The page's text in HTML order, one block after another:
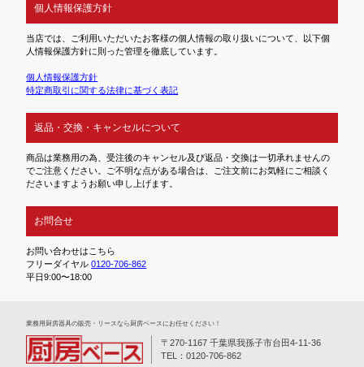
個人情報保護方針
当店では、ご利用いただいたお客様の個人情報の取り扱いについて、以下個
人情報保護方針に則った管理を徹底しています。
個人情報保護方針
特定商取引に関する法律に基づく表記
返品・交換・キャンセルについて
商品は業務用の為、受注後のキャンセル及び返品・交換は一切承れませんの
でご注意ください。ご不明な点がある場合は、ご注文前にお気軽にご相談く
ださいますようお願い申し上げます。
お問合せ
お問い合わせはこちら
フリーダイヤル0120-706-862
平日9:00〜18:00
業務⽤厨房器具の販売・リースなら厨房ベースにお任せください！
〒270-1167 千葉県我孫子市台田4-11-36
TEL：0120-706-862